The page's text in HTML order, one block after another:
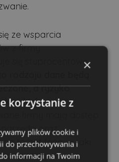
ze wsparcia
z firmy
się stuprocentową
rodzaju dane będą
a ryzyko
-
firmy mają dostęp
oraz
temat tego, w jaki
systemy
×
korzystanie z
plików cookie i
do przechowywania i
informacji na Twoim